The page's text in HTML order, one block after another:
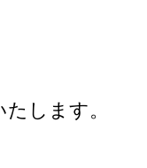
します。